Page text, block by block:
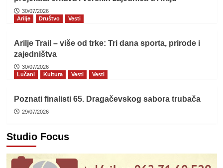
30/07/2026
Arilje
Društvo Vesti
Arilje Trail – više od trke: Tri dana sporta, prirode i
zajedništva
30/07/2026
Lučani
Kultura Vesti Vesti
Poznati finalisti 65. Dragačevskog sabora trubača
29/07/2026
Studio Focus